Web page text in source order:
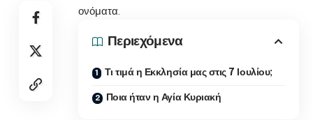
ονόματα.
Περιεχόμενα
Τι τιμά η Εκκλησία μας στις 7 Ιουλίου;
Ποια ήταν η Αγία Κυριακή